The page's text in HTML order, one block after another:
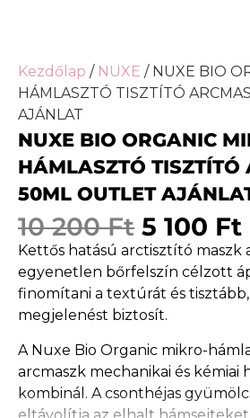
Kezdőlap / NUXE / NUXE BIO
HÁMLASZTÓ TISZTÍTÓ
AJÁNLAT
NUXE BIO ORGANIC
HÁMLASZTÓ TISZTÍTÓ
50ML OUTLET
10 200Ft 5 100 Ft
Kettős hatású arctisztító maszk
egyenetlen bőrfelszín célzott
finomítani a textúrát és tisztább,
megjelenést biztosít.
A Nuxe Bio Organic mikro-
arcmaszk mechanikai és kémiai
kombinál. A csonthéjas